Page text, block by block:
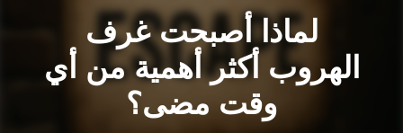
لماذا أصبحت غرف
الهروب أكثر أهمية من أي
وقت مضى؟